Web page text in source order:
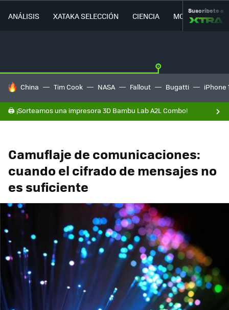
ANÁLISIS XATAKA SELECCIÓN CIENCIA MOVILIDAD
Suscríbete a
HOY SE HABLA DE
China Tim Cook NASA Fallout Bugatti iPhone
🖨️ ¡Sorteamos una impresora 3D Bambu Lab A2L Combo!
Camuflaje de comunicaciones:
cuando el cifrado de mensajes no
es suficiente